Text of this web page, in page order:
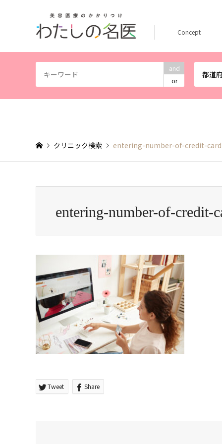
and
or
都道
Concept
クリニック検索 entering-number-of-credit-
entering-number-of-credit-
Tweet Share